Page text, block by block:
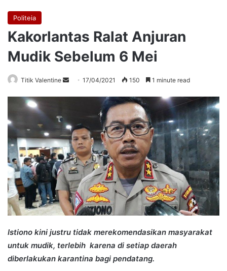
Politeia
Kakorlantas Ralat Anjuran
Mudik Sebelum 6 Mei
Titik Valentine
Send17/04/2021 150 1 minute read
Istiono kini justru tidak merekomendasikan masyarakat
untuk mudik, terlebih karena di setiap daerah
diberlakukan karantina bagi pendatang.